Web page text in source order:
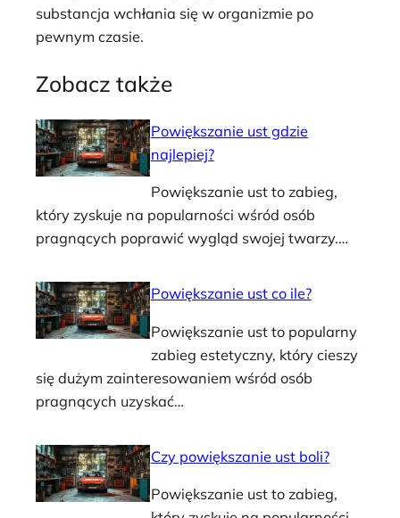
substancja wchłania się w organizmie po
pewnym czasie.
Zobacz także
Powiększanie ust gdzie
najlepiej?
Powiększanie ust to zabieg,
który zyskuje na popularności wśród osób
pragnących poprawić wygląd swojej twarzy.…
Powiększanie ust co ile?
Powiększanie ust to popularny
zabieg estetyczny, który cieszy
się dużym zainteresowaniem wśród osób
pragnących uzyskać…
Czy powiększanie ust boli?
Powiększanie ust to zabieg,